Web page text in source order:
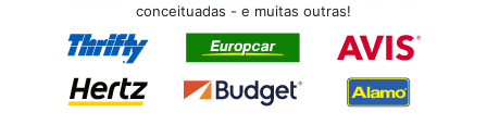
conceituadas - e muitas outras!